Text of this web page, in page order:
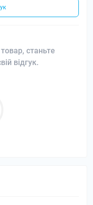
станьте
відгук.